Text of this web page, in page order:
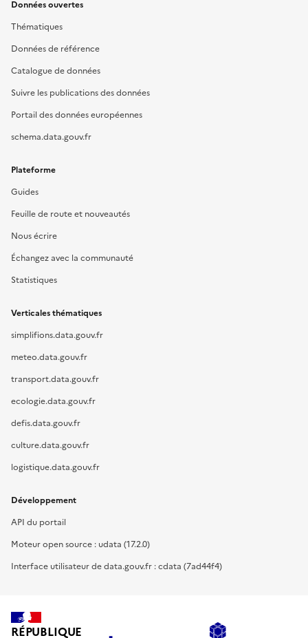
Données ouvertes
Thématiques
Données de référence
Catalogue de données
Suivre les publications des données
Portail des données européennes
schema.data.gouv.fr
Plateforme
Guides
Feuille de route et nouveautés
Nous écrire
Échangez avec la communauté
Statistiques
Verticales thématiques
simplifions.data.gouv.fr
meteo.data.gouv.fr
transport.data.gouv.fr
ecologie.data.gouv.fr
defis.data.gouv.fr
culture.data.gouv.fr
logistique.data.gouv.fr
Développement
API du portail
Moteur open source : udata (17.2.0)
Interface utilisateur de data.gouv.fr : cdata (7ad44f4)
RÉPUBLIQUE